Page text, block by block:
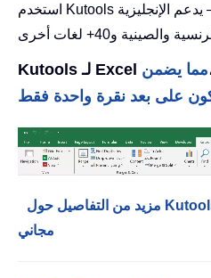
استخدم Kutools باللغة التي تفضلها – يدعم الإنجليزية
مما يضمن
مجاني